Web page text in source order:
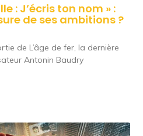
: J’écris ton nom » :
de ses ambitions ?
de L’âge de fer, la dernière
Antonin Baudry